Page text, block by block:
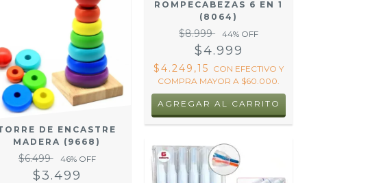
DE ENCASTRE
MADERA (9668)
$6.499 46% OFF
$3.499
ROMPECABEZAS 6 EN 1
(8064)
$8.999 44% OFF
$4.999
$4.249,15 CON EFECTIVO Y
COMPRA MAYOR A $60.000.
AGREGAR AL CARRITO